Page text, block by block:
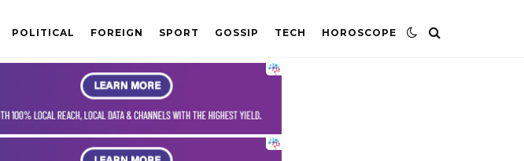
POLITICAL FOREIGN SPORT GOSSIP TECH HOROSCOPE